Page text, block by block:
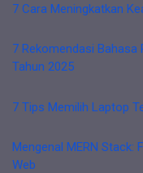
7 Cara Meningkatkan
7 Rekomendasi
Tahun 2025
7 Tips Memilih Laptop
Mengenal MERN Stack:
Web